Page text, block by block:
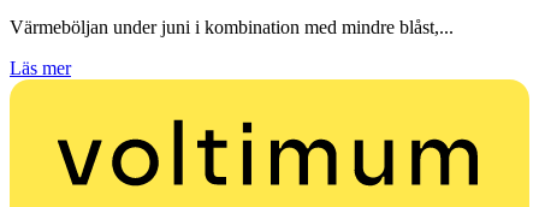
Värmeböljan under juni i kombination med mindre blåst,...
Läs mer